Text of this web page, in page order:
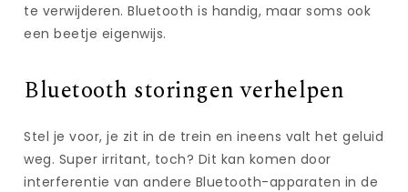
te verwijderen. Bluetooth is handig, maar soms ook
een beetje eigenwijs.
Bluetooth storingen verhelpen
Stel je voor, je zit in de trein en ineens valt het geluid
weg. Super irritant, toch? Dit kan komen door
interferentie van andere Bluetooth-apparaten in de